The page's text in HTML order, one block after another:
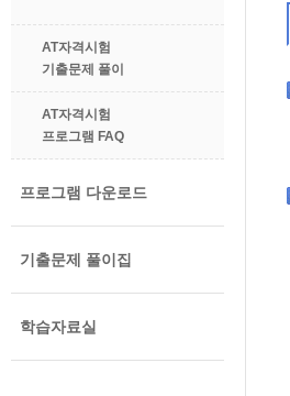
AT자격시험
기출문제 풀이
AT자격시험
프로그램 FAQ
프로그램 다운로드
기출문제 풀이집
학습자료실